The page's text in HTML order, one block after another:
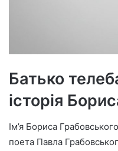
Батько
історія
Ім’я Бориса
поета Павла